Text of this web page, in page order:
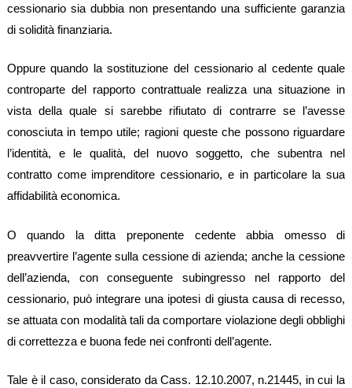
cessionario sia dubbia non presentando una sufficiente garanzia
di solidità finanziaria.
Oppure quando la sostituzione del cessionario al cedente quale
controparte del rapporto contrattuale realizza una situazione in
vista della quale si sarebbe rifiutato di contrarre se l’avesse
conosciuta in tempo utile; ragioni queste che possono riguardare
l’identità, e le qualità, del nuovo soggetto, che subentra nel
contratto come imprenditore cessionario, e in particolare la sua
affidabilità economica.
O quando la ditta preponente cedente abbia omesso di
preavvertire l’agente sulla cessione di azienda; anche la cessione
dell’azienda, con conseguente subingresso nel rapporto del
cessionario, può integrare una ipotesi di giusta causa di recesso,
se attuata con modalità tali da comportare violazione degli obblighi
di correttezza e buona fede nei confronti dell’agente.
Tale è il caso, considerato da Cass. 12.10.2007, n.21445, in cui la